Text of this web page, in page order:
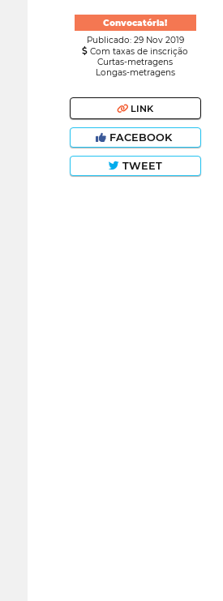
Convocatória!
Publicado: 29 Nov 2019
Com taxas de inscrição
Curtas-metragens
Longas-metragens
LINK
FACEBOOK
TWEET